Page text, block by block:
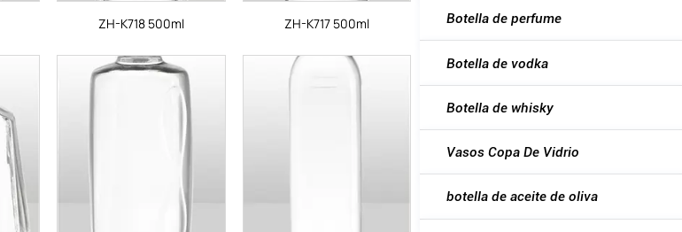
ZH-K718 500ml ZH-K717 500ml Botella de perfume
Botella de vodka
Botella de whisky
Vasos Copa De Vidrio
botella de aceite de oliva